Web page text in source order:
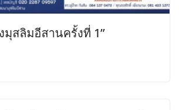
มุสลิมอีสานครั้งที่ 1”